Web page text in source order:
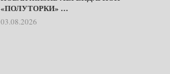
«ПОЛУТОРКИ» …
03.08.2026